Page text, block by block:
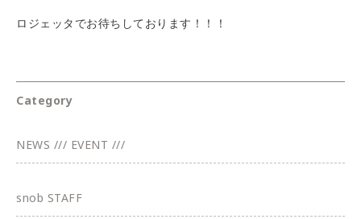
ロジェッタでお待ちしております！！！
Category
NEWS /// EVENT ///
snob STAFF